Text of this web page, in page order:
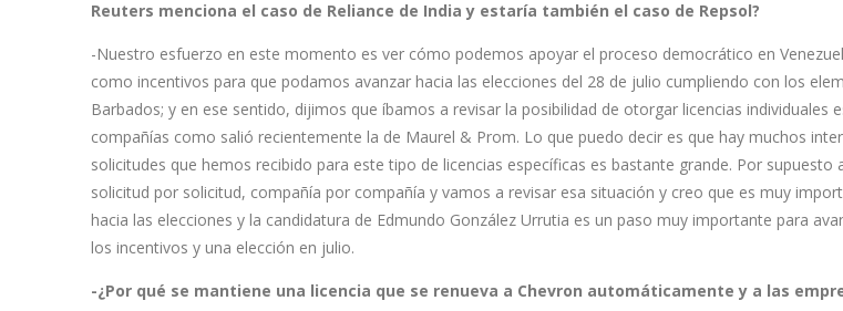
Reuters menciona el caso de Reliance de India y estaría también el caso de Repsol?
-Nuestro esfuerzo en este momento es ver cómo podemos apoyar el proceso democrático en
como incentivos para que podamos avanzar hacia las elecciones del 28 de julio cumpliendo con los
Barbados; y en ese sentido, dijimos que íbamos a revisar la posibilidad de otorgar licencias individuales
compañías como salió recientemente la de Maurel & Prom. Lo que puedo decir es que hay muchos
solicitudes que hemos recibido para este tipo de licencias específicas es bastante grande. Por supuesto
solicitud por solicitud, compañía por compañía y vamos a revisar esa situación y creo que es muy
hacia las elecciones y la candidatura de Edmundo González Urrutia es un paso muy importante para
los incentivos y una elección en julio.
-¿Por qué se mantiene una licencia que se renueva a Chevron automáticamente y a las